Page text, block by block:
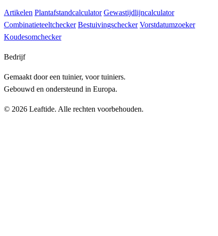
Artikelen Plantafstandcalculator Gewastijdlijncalculator
Combinatieteeltchecker Bestuivingschecker Vorstdatumzoeker
Koudesomchecker
Bedrijf
Gemaakt door een tuinier, voor tuiniers.
Gebouwd en ondersteund in Europa.
© 2026 Leaftide. Alle rechten voorbehouden.